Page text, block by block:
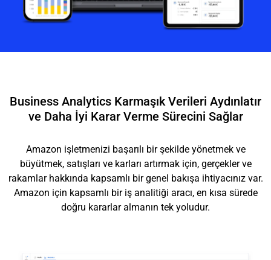
Business Analytics Karmaşık Verileri Aydınlatır
ve Daha İyi Karar Verme Sürecini Sağlar
Amazon işletmenizi başarılı bir şekilde yönetmek ve
büyütmek, satışları ve karları artırmak için, gerçekler ve
rakamlar hakkında kapsamlı bir genel bakışa ihtiyacınız var.
Amazon için kapsamlı bir iş analitiği aracı, en kısa sürede
doğru kararlar almanın tek yoludur.